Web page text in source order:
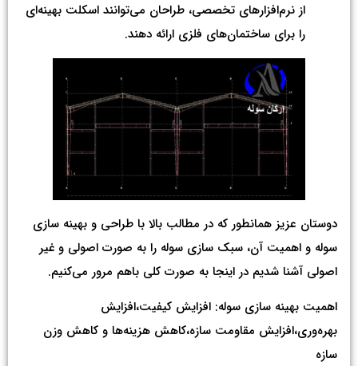
از نرم‌افزارهای تخصصی، طراحان می‌توانند اسکلت بهینه‌ای
را برای ساختمان‌های فلزی ارائه دهند.
دوستان عزیز همانطور که در مطالب بالا با طراحی و بهینه سازی
سوله و اهمیت آن، سبک سازی سوله را به صورت اصولی و غیر
اصولی آشنا شدیم در اینجا به صورت کلی باهم مرور می‌کنیم.
اهمیت بهینه سازی سوله: افزایش کیفیت،افزایش
بهره‌وری،افزایش مقاومت سازه،کاهش هزینه‌ها و کاهش وزن
سازه